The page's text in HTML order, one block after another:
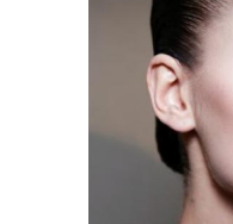
Макияж для зеленых
глаз
Волос для карих глаз